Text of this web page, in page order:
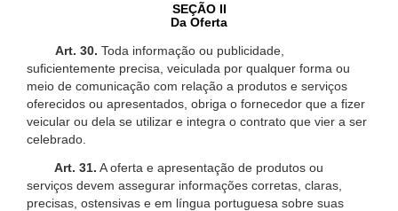
SEÇÃO II
Da Oferta
Art. 30. Toda informação ou publicidade,
suficientemente precisa, veiculada por qualquer forma ou
meio de comunicação com relação a produtos e serviços
oferecidos ou apresentados, obriga o fornecedor que a fizer
veicular ou dela se utilizar e integra o contrato que vier a ser
celebrado.
Art. 31. A oferta e apresentação de produtos ou
serviços devem assegurar informações corretas, claras,
precisas, ostensivas e em língua portuguesa sobre suas